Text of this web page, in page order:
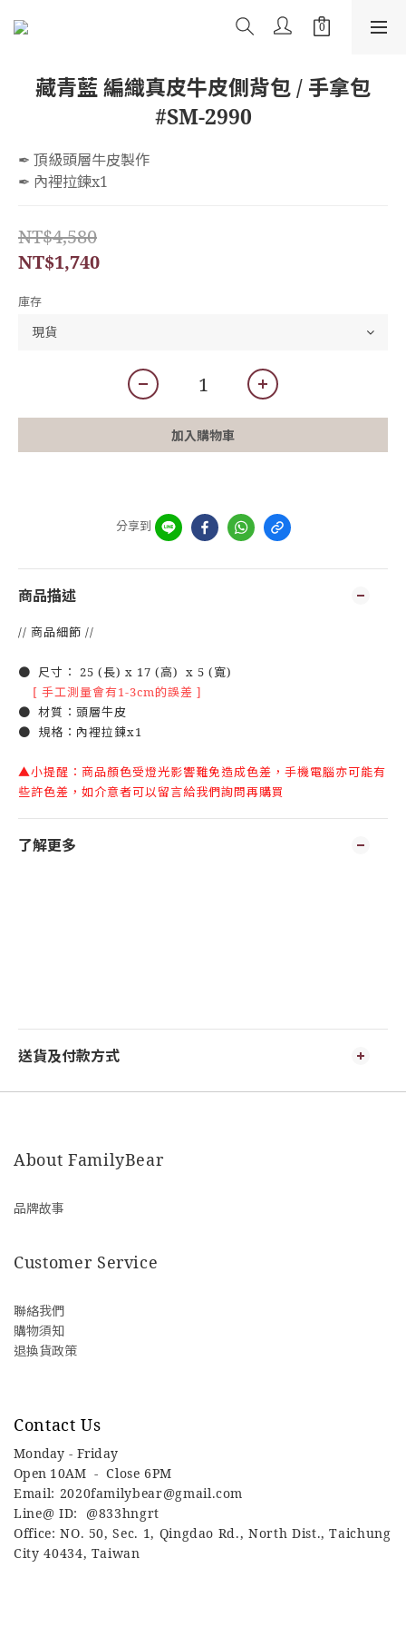
藏青藍 編織真皮牛皮側背包 / 手拿包
#SM-2990
✒︎ 頂級頭層牛皮製作
✒︎ 內裡拉鍊x1
NT$4,580
NT$1,740
庫存
加入購物車
分享到
商品描述
// 商品細節 //
● 尺寸： 25 (長) x 17 (高) x 5 (寬)
[ 手工測量會有1-3cm的誤差 ]
● 材質：頭層牛皮
● 規格：內裡拉鍊x1
▲小提醒：商品顏色受燈光影響難免造成色差，手機電腦亦可能有
些許色差，如介意者可以留言給我們詢問再購買
了解更多
送貨及付款方式
About FamilyBear
品牌故事
Customer Service
聯絡我們
購物須知
退換貨政策
Contact Us
Monday - Friday
Open 10AM - Close 6PM
Email: 2020familybear@gmail.com
Line@ ID: @833hngrt
Office: NO. 50, Sec. 1, Qingdao Rd., North Dist., Taichung
City 40434, Taiwan